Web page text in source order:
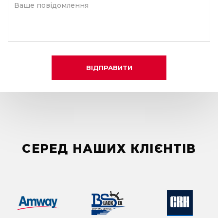
Ваше повідомлення
ВІДПРАВИТИ
СЕРЕД НАШИХ КЛІЄНТІВ